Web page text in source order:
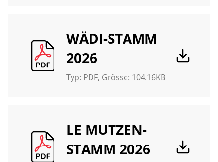
WÄDI-STAMM
2026
Typ: PDF, Grösse: 104.16KB
LE MUTZEN-
STAMM 2026